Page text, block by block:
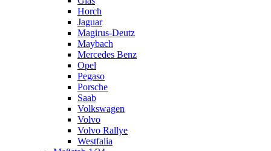
Horch
Jaguar
Magirus-Deutz
Maybach
Mercedes Benz
Opel
Pegaso
Porsche
Saab
Volkswagen
Volvo
Volvo Rallye
Westfalia